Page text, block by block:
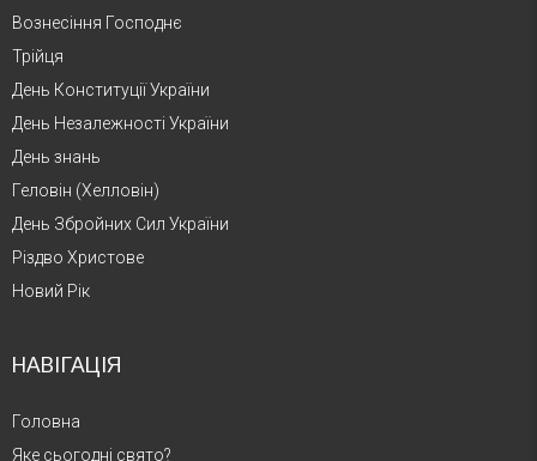
Вознесіння Господнє
Трійця
День Конституції України
День Незалежності України
День знань
Геловін (Хелловін)
День Збройних Сил України
Різдво Христове
Новий Рік
НАВІГАЦІЯ
Головна
Яке сьогодні свято?